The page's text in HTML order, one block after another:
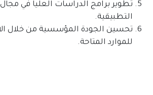
تطوير برامج الدراسات العليا في
التطبيقية.
تحسين الجودة المؤسسية من خلال
للموارد المتاحة.